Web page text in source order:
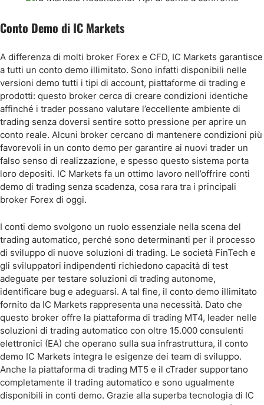
Conto Demo di IC Markets
A differenza di molti broker Forex e CFD, IC Markets garantisce
a tutti un conto demo illimitato. Sono infatti disponibili nelle
versioni demo tutti i tipi di account, piattaforme di trading e
prodotti: questo broker cerca di creare condizioni identiche
affinché i trader possano valutare l’eccellente ambiente di
trading senza doversi sentire sotto pressione per aprire un
conto reale. Alcuni broker cercano di mantenere condizioni più
favorevoli in un conto demo per garantire ai nuovi trader un
falso senso di realizzazione, e spesso questo sistema porta
loro depositi. IC Markets fa un ottimo lavoro nell’offrire conti
demo di trading senza scadenza, cosa rara tra i principali
broker Forex di oggi.
I conti demo svolgono un ruolo essenziale nella scena del
trading automatico, perché sono determinanti per il processo
di sviluppo di nuove soluzioni di trading. Le società FinTech e
gli sviluppatori indipendenti richiedono capacità di test
adeguate per testare soluzioni di trading autonome,
identificare bug e adeguarsi. A tal fine, il conto demo illimitato
fornito da IC Markets rappresenta una necessità. Dato che
questo broker offre la piattaforma di trading MT4, leader nelle
soluzioni di trading automatico con oltre 15.000 consulenti
elettronici (EA) che operano sulla sua infrastruttura, il conto
demo IC Markets integra le esigenze dei team di sviluppo.
Anche la piattaforma di trading MT5 e il cTrader supportano
completamente il trading automatico e sono ugualmente
disponibili in conti demo. Grazie alla superba tecnologia di IC